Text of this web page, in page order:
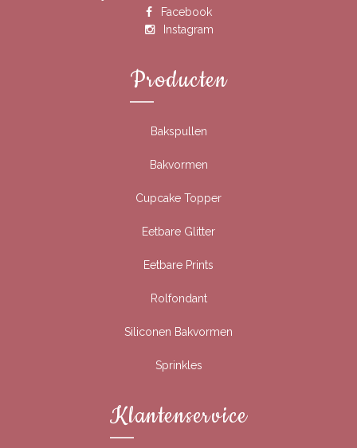
Facebook
Instagram
Producten
Bakspullen
Bakvormen
Cupcake Topper
Eetbare Glitter
Eetbare Prints
Rolfondant
Siliconen Bakvormen
Sprinkles
Klantenservice